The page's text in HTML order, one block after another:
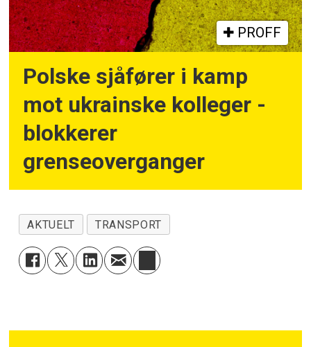
PROFF
Polske sjåfører i kamp
mot ukrainske kolleger -
blokkerer
grenseoverganger
AKTUELT TRANSPORT